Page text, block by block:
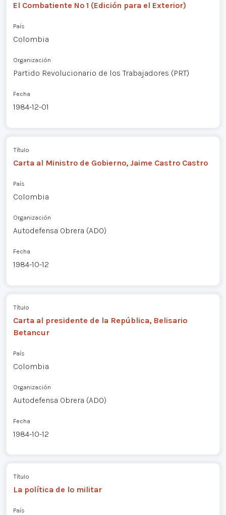
El Combatiente Nº 1 (Edición para el Exterior)
País
Colombia
Organización
Partido Revolucionario de los Trabajadores (PRT)
Fecha
1984-12-01
Título
Carta al Ministro de Gobierno, Jaime Castro Castro
País
Colombia
Organización
Autodefensa Obrera (ADO)
Fecha
1984-10-12
Título
Carta al presidente de la República, Belisario
Betancur
País
Colombia
Organización
Autodefensa Obrera (ADO)
Fecha
1984-10-12
Título
La política de lo militar
País